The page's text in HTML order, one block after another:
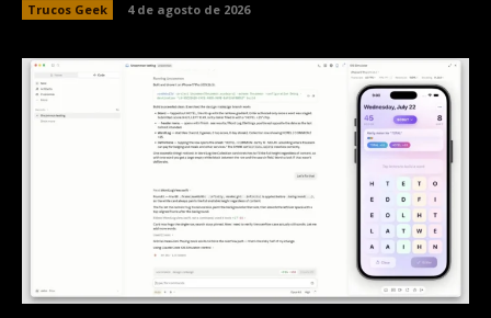
Trucos Geek 4 de agosto de 2026